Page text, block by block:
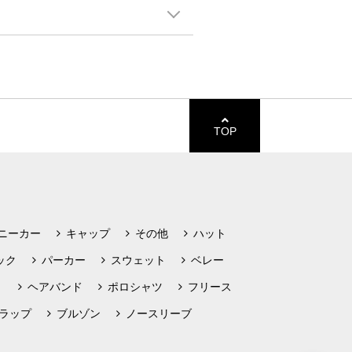
TOP
ーカー キャップ その他 ハット
ク パーカー スウェット ベレー
ヘアバンド ポロシャツ フリース
ップ ブルゾン ノースリーブ